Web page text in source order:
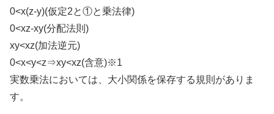
0<x(z-y)(仮定2と①と乗法律)
0<xz-xy(分配法則)
xy<xz(加法逆元)
0<x<y<z⇒xy<xz(含意)※1
実数乗法においては、大小関係を保存する規則がありま
す。